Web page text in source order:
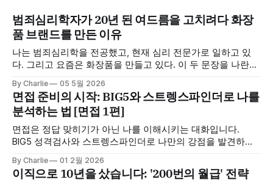
범죄심리학자가 20년 된 여드름을 고치려다 화장
품 브랜드를 만든 이유
나는 범죄심리학을 전공했고, 현재 심리 전문가로 일하고 있
다. 그리고 요즘은 화장품을 만들고 있다. 이 두 문장을 나란히
지, 한번 써두고 싶었다. 20년 동안 나는 내 피부와 전쟁 중이
었다 중학교 때부터 여드름이 났다. 처음엔 별거 아니라고 생
각했다. 사춘기니까 곧 나아지겠지 싶었는데, 나아지지 않았
다. 접촉성
By Charlie 05 5월 2026
면접 준비의 시작: BIG5와 스트렝스파인더로 나를
분석하는 법 [면접 1편]
면접은 정답 맞히기가 아닌 나를 이해시키는 대화입니다.
BIG5 성격검사와 스트렝스파인더로 나만의 강점을 발견하고,
로 확인하세요.
By Charlie 01 2월 2026
이직으로 10년을 샀습니다: '200번의 월급' 전략